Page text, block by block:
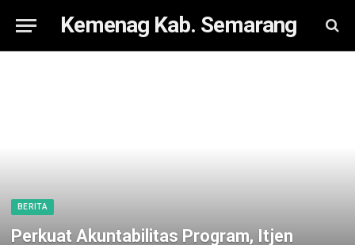
Kemenag Kab. Semarang
BERITA
Perkuat Akuntabilitas Program, Itjen